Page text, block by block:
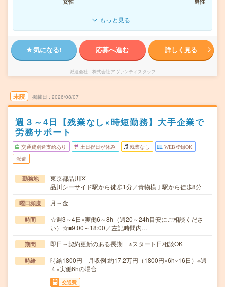
もっと見る
気になる! 応募へ進む 詳しく見る
派遣会社 株式会社アヴァンティスタッフ
未読 掲載日 2026/08/07
週３～4日【残業なし×時短勤務】大手企業で
労務サポート
交通費別途支給あり 土日祝日が休み 残業なし WEB登録OK
派遣
勤務地
東京都品川区
品川シーサイド駅から徒歩1分／青物横丁駅から徒歩8分
曜日頻度 月～金
時間
☆週3～4日×実働6～8h（週20～24h目安にご相談くださ
い）☆■9:00～18:00／左記時間内…
期間 即日～契約更新のある長期 ※スタート日相談OK
時給
時給1800円 月収例:約17.2万円（1800円×6h×16日）※週
４×実働6hの場合
交通費